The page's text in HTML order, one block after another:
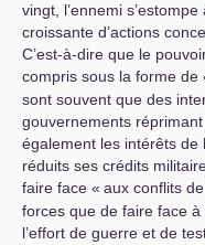
vingt, l’ennemi
croissante d’actions
C’est-à-dire que le
compris sous la forme de
sont souvent que des
gouvernements
également les intérêts de
réduits ses crédits
faire face « aux conflits
forces que de faire face à
l’effort de guerre et de